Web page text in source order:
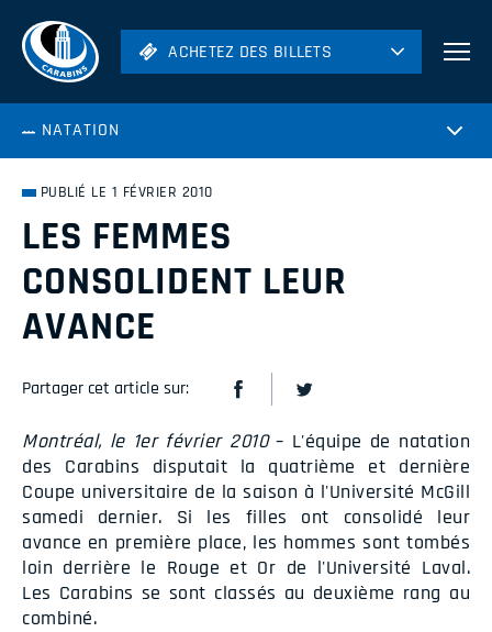
ACHETEZ DES BILLETS
ACHETEZ DES BILLETS
NATATION
PUBLIÉ LE 1 FÉVRIER 2010
LES FEMMES
CONSOLIDENT LEUR
AVANCE
Partager cet article sur:
Montréal, le 1er février 2010– L'équipe de natation
des Carabins disputait la quatrième et dernière
Coupe universitaire de la saison à l'Université McGill
samedi dernier. Si les filles ont consolidé leur
avance en première place, les hommes sont tombés
loin derrière le Rouge et Or de l'Université Laval.
Les Carabins se sont classés au deuxième rang au
combiné.